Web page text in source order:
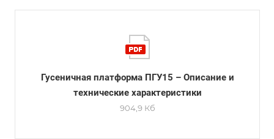
Гусеничная платформа ПГУ15 – Описание и
технические характеристики
904,9 Кб